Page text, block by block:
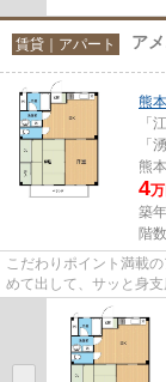
賃貸｜アパート ア
熊
「
「
熊
4
築
階
こだわりポイント満載
めて出して、サッと身
歩15分の物件です◎ダイ